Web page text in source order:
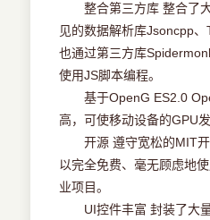
整合第三方库 整合了大
见的数据解析库Jsoncpp
也通过第三方库
使用JS脚本编程。
基于OpenG ES2.0
高，可使移动设备的GPU发
开源 遵守宽松的MIT开
以完全免费、毫无顾虑地
业项目。
UI控件丰富 封装了大量